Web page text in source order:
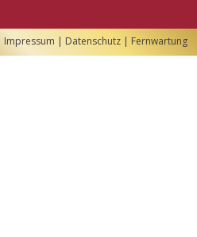
Impressum | Datenschutz | Fernwartung